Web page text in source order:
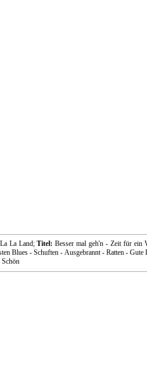
La Land;Titel: Besser mal geh'n - Zeit für ein
Blues - Schuften - Ausgebrannt - Ratten -